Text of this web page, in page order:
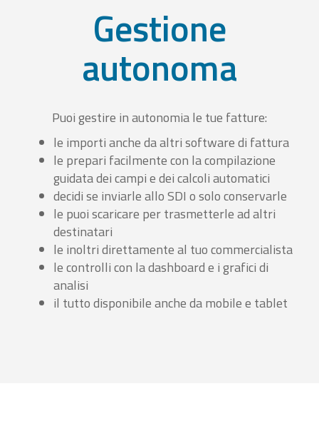
Gestione
autonoma
Puoi gestire in autonomia le tue fatture:
le importi anche da altri software di fattura
le prepari facilmente con la compilazione
guidata dei campi e dei calcoli automatici
decidi se inviarle allo SDI o solo conservarle
le puoi scaricare per trasmetterle ad altri
destinatari
le inoltri direttamente al tuo commercialista
le controlli con la dashboard e i grafici di
analisi
il tutto disponibile anche da mobile e tablet